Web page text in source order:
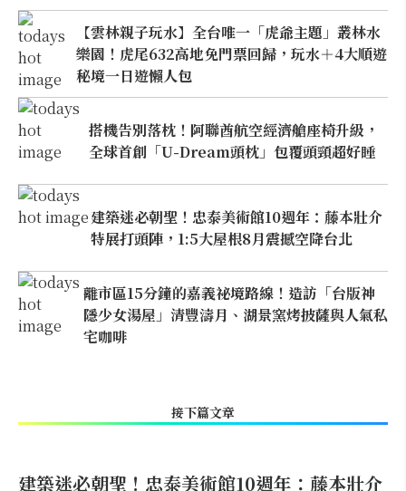
【雲林親子玩水】全台唯一「虎爺主題」叢林水
樂園！虎尾632高地免門票回歸，玩水＋4大順遊
秘境一日遊懶人包
搭機告別落枕！阿聯酋航空經濟艙座椅升級，
全球首創「U-Dream頭枕」包覆頭頸超好睡
建築迷必朝聖！忠泰美術館10週年：藤本壯介
特展打頭陣，1:5大屋根8月震撼空降台北
離市區15分鐘的嘉義祕境路線！造訪「台版神
隱少女湯屋」清豐濤月、湖景窯烤披薩與人氣私
宅咖啡
接下篇文章
建築迷必朝聖！忠泰美術館10週年：藤本壯介